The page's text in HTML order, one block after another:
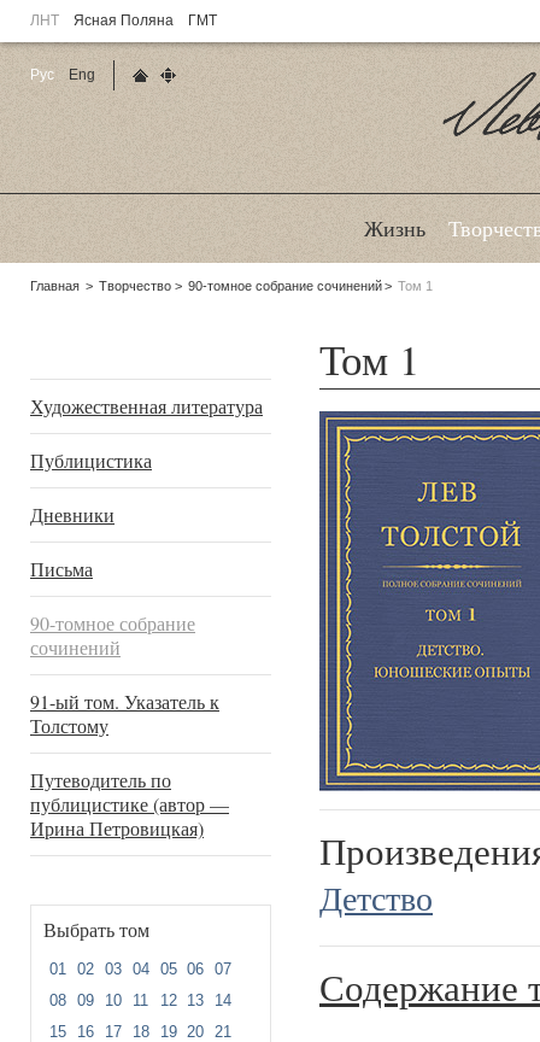
ЛНТ Ясная Поляна ГМТ
Жизнь
Родительские
Главная Творчество 90-томное собрание сочинений Том 1
Художественная литература
Публицистика
Дневники
Письма
90-томное собрание
сочинений
91-ый том. Указатель к
Толстому
Путеводитель по
публицистике (автор —
Ирина Петровицкая)
Выбрать том
01 02 03 04 05 06
07
08 09 10 11 12 13
14
15
16 17 18 19 20
21
Том 1
Детство
Содержание
Рус
Eng